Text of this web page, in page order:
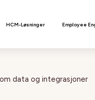
HCM-Løsninger Employee
data og integrasjoner